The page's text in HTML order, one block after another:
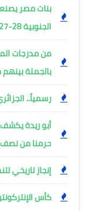
بنات مصر
الجنوبية 28-27 في مونديال اليد برومانيا
من مدرجات
بالجملة
رسمياً.. الجزائري منصف
أبو ريدة
حرمنا من نصف
إنجاز تاريخي
كأس